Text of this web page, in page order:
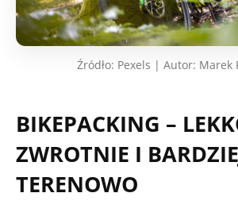
Źródło: Pexels | Autor: Marek
BIKEPACKING –
ZWROTNIE I
TERENOWO